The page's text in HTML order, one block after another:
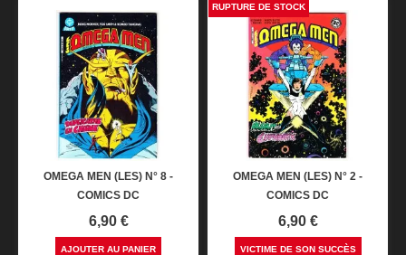
OMEGA MEN (LES) N° 8 -
COMICS DC
Prix
6,90 €
AJOUTER AU PANIER
OMEGA MEN (LES) N° 2 -
COMICS DC
Prix
6,90 €
VICTIME DE SON SUCCÈS
RUPTURE DE STOCK